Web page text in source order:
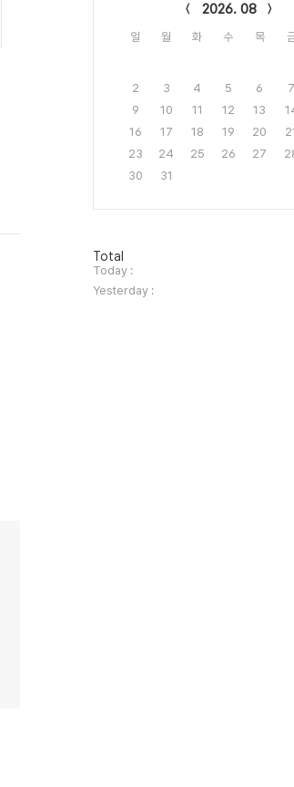
2026. 08
일 월 화 수 목
2
3 4 5 6 7
9
10 11 12 13
16
17 18 19 20
23
24 25 26 27
30
31
방
문
자
수
Total
Today :
Yesterday :